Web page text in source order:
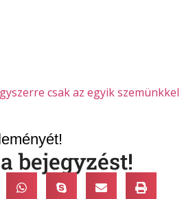
csak az egyik szemünkkel
bejegyzést!